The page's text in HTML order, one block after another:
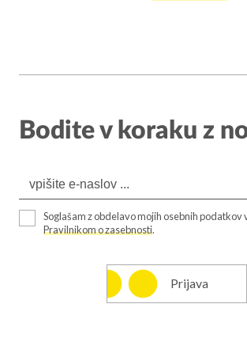
Bodite v koraku z
Soglašam z obdelavo mojih osebnih podatkov
Pravilnikom o zasebnosti.
Prijava